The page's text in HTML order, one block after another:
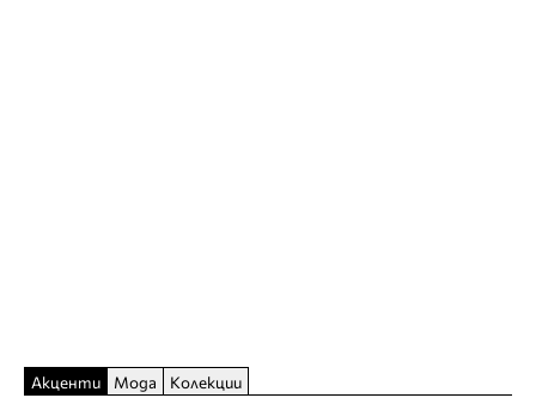
Акценти Мода Колекции